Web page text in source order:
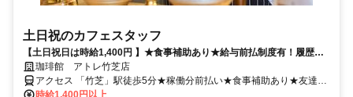
土日祝のカフェスタッフ
【土日祝日は時給1,400円 】★食事補助あり★給与前払制度有！履歴書
不要！
珈琲館 アトレ竹芝店
アクセス 「竹芝」駅徒歩5分★稼働分前払い★食事補助あり★友達紹
介制度あり
時給1,400円以上